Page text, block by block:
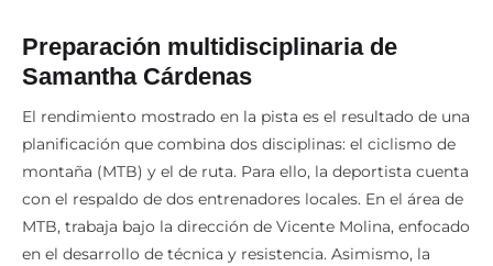
Preparación multidisciplinaria de
Samantha Cárdenas
El rendimiento mostrado en la pista es el resultado de una
planificación que combina dos disciplinas: el ciclismo de
montaña (MTB) y el de ruta. Para ello, la deportista cuenta
con el respaldo de dos entrenadores locales. En el área de
MTB, trabaja bajo la dirección de Vicente Molina, enfocado
en el desarrollo de técnica y resistencia. Asimismo, la